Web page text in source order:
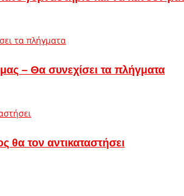
– Θα συνεχίσει τα πλήγματα
θα τον αντικαταστήσει